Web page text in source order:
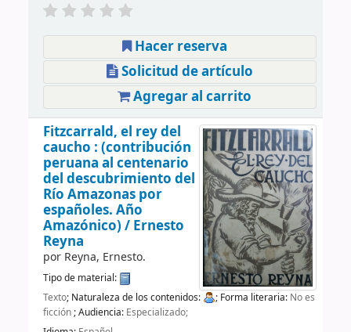
Hacer reserva
Solicitud de artículo
Agregar al carrito
Fitzcarrald, el rey del
caucho : (contribución
peruana al centenario
del descubrimiento del
Río Amazonas por
españoles. Año
Amazónico) / Ernesto
Reyna
por Reyna, Ernesto.
Tipo de material:
Texto; Naturaleza de los contenidos: ; Forma literaria: No es
ficción; Audiencia: Especializado;